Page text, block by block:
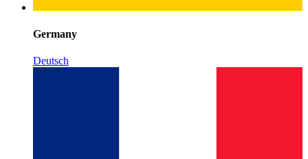
Germany
Deutsch